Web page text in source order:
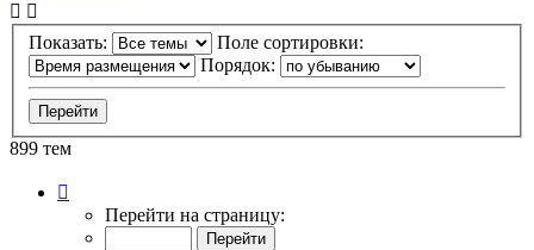
Показать:
Поле сортировки:
Порядок:
899 тем
Перейти на страницу: